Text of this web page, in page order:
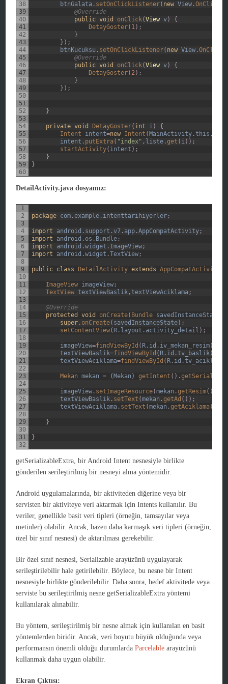
38
39
40
41
42
43
44
45
46
47
48
49
50
51
52
53
54
55
56
57
58
59
60
btnGalata . setOnClickListener( new View .
@Override
public void onClick(View v)
{
DetayGoster( 1) ;
}
} ) ;
btnKucuksu . setOnClickListener( new View .
@Override
public void onClick(View v)
{
DetayGoster( 2) ;
}
} ) ;
}
private void DetayGoster( int i)
{
Intent intent=new Intent (MainActivity .this ,
intent . putExtra( "index" , liste .get ( i) ) ;
startActivity( intent ) ;
}
}
DetailActivity.java dosyamız:
1
2
3
4
5
6
7
8
9
10
11
12
13
14
15
16
17
18
19
20
21
22
23
24
25
26
27
28
29
30
31
32
package com .example . intenttarihiyerler ;
import android . support .v7 . app .AppCompatActivity ;
import
android . os . Bundle;
import
android .widget . ImageView ;
import
android .widget .TextView;
public class DetailActivity extends AppCompatActivity
ImageView imageView;
TextView textViewBaslik ,textViewAciklama ;
@Override
protected
void onCreate( Bundle savedInstanceState
super . onCreate( savedInstanceState) ;
setContentView( R . layout . activity_detail ) ;
imageView=findViewById ( R . id . iv_mekan_resim)
textViewBaslik=findViewById ( R . id .tv_baslik)
textViewAciklama=findViewById ( R . id .tv_aciklama
Mekan mekan = (Mekan ) getIntent ( ) .
imageView . setImageResource(mekan .getResim( )
textViewBaslik . setText (mekan .getAd ( ) ) ;
textViewAciklama . setText (mekan .getAciklama(
}
}
getSerializableExtra, bir Android Intent nesnesiyle birlikte
gönderilen serileştirilmiş bir nesneyi alma yöntemidir.
Android uygulamalarında, bir aktiviteden diğerine veya bir
servisten bir aktiviteye veri aktarmak için Intents kullanılır. Bu
veriler, genellikle basit veri tipleri (örneğin, tamsayılar veya
metinler) olabilir. Ancak, bazen daha karmaşık veri tipleri (örneğin,
özel bir sınıf nesnesi) de aktarılması gerekebilir.
Bir özel sınıf nesnesi, Serializable arayüzünü uygulayarak
serileştirilebilir hale getirilebilir. Böylece, bu nesne bir Intent
nesnesiyle birlikte gönderilebilir. Daha sonra, hedef aktivitede veya
serviste bu serileştirilmiş nesne getSerializableExtra yöntemi
kullanılarak alınabilir.
Bu yöntem, serileştirilmiş bir nesne almak için kullanılan en basit
yöntemlerden biridir. Ancak, veri boyutu büyük olduğunda veya
performansın önemli olduğu durumlardaParcelablearayüzünü
kullanmak daha uygun olabilir.
Ekran Çıktısı: